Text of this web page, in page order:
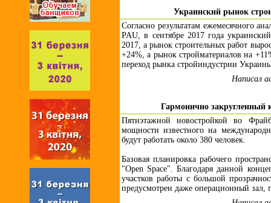
Украинский рынок
Согласно результатам ежемесячного
PAU, в сентябре 2017 года
2017, а рынок строительных работ
+24%, а рынок стройматериалов на
переход рынка стройиндустрии
Написал
Гармонично закругленный
Пятиэтажной новостройкой во
мощности известного на
будут работать около 380 человек.
Базовая планировка рабочего
"Open Space". Благодаря данной
участков работы с большой
предусмотрен даже операционный зал,